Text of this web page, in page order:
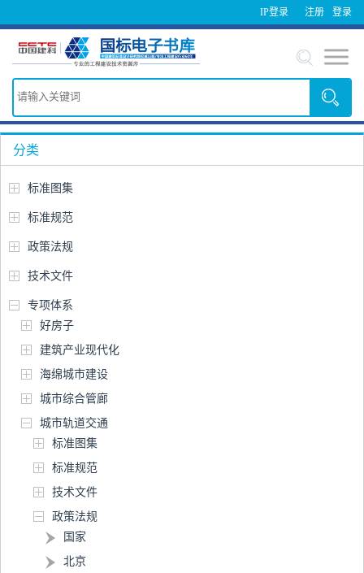
IP登录 登录
注册
分类
标准图集
标准规范
政策法规
技术文件
专项体系
好房子
建筑产业现代化
海绵城市建设
城市综合管廊
城市轨道交通
标准图集
标准规范
技术文件
政策法规
国家
北京